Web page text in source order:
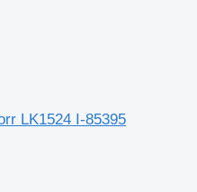
LK1524 I-85395